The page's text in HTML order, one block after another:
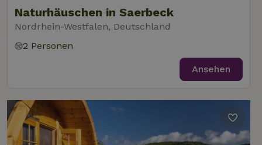
Naturhäuschen in Saerbeck
Nordrhein-Westfalen, Deutschland
2 Personen
Ansehen